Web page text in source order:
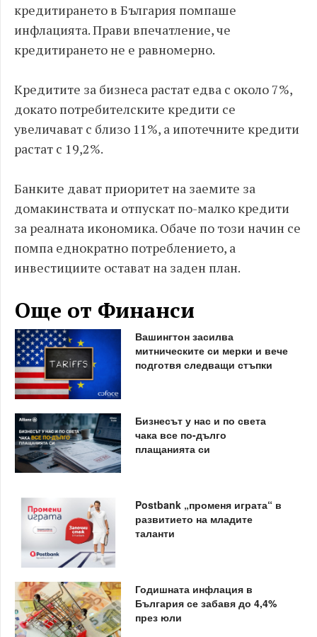
кредитирането в България помпаше
инфлацията. Прави впечатление, че
кредитирането не е равномерно.
Кредитите за бизнеса растат едва с около 7%,
докато потребителските кредити се
увеличават с близо 11%, а ипотечните кредити
растат с 19,2%.
Банките дават приоритет на заемите за
домакинствата и отпускат по-малко кредити
за реалната икономика. Обаче по този начин се
помпа еднократно потреблението, а
инвестициите остават на заден план.
Още от Финанси
Вашингтон засилва
митническите си мерки и вече
подготвя следващи стъпки
Бизнесът у нас и по света
чака все по-дълго
плащанията си
Postbank „променя играта“ в
развитието на младите
таланти
Годишната инфлация в
България се забавя до 4,4%
през юли